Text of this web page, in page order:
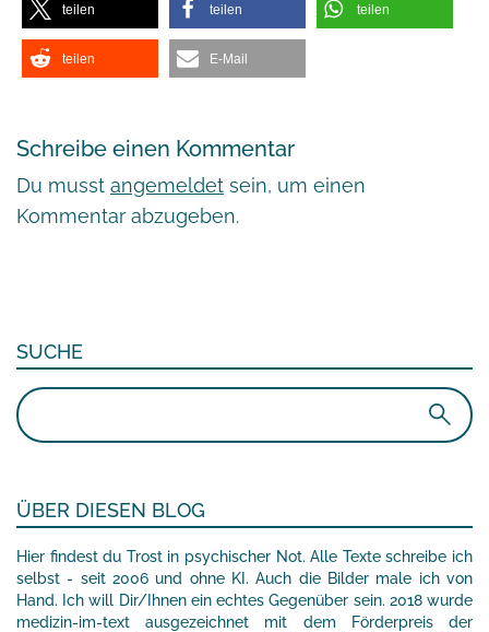
teilen teilen teilen
teilen E-Mail
Schreibe einen Kommentar
Du musst angemeldet sein, um einen
Kommentar abzugeben.
SUCHE
Suchen
nach:
ÜBER DIESEN BLOG
Hier findest du Trost in psychischer Not. Alle Texte schreibe ich
selbst - seit 2006 und ohne KI. Auch die Bilder male ich von
Hand. Ich will Dir/Ihnen ein echtes Gegenüber sein. 2018 wurde
medizin-im-text ausgezeichnet mit dem Förderpreis der